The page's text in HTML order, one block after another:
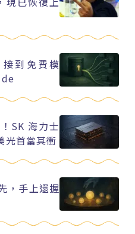
到免費模
SK 海力士
光首當其衝
，手上還握